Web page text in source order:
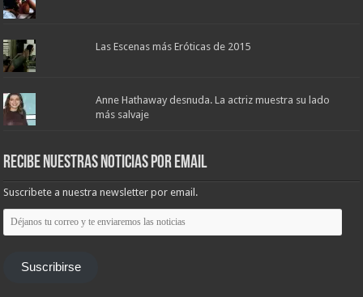
Las Escenas más Eróticas de 2015
Anne Hathaway desnuda. La actriz muestra su lado
más salvaje
Recibe nuestras noticias por email
Suscribete a nuestra newsletter por email.
Déjanos
tu
correo
enviaremos
Suscribirse